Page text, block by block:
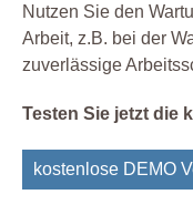
Nutzen Sie den
Arbeit, z.B. bei der
zuverlässige
Testen Sie jetzt die
kostenlose DEMO